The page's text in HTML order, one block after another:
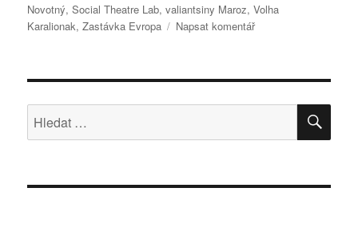
Novotný,Social Theatre Lab,valiantsiny Maroz,Volha
Karalionak,Zastávka Evropa Napsat komentářpro
Evropa
Hledat: